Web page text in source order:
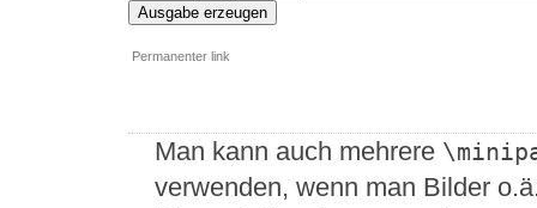
Ausgabe erzeugen
Permanenter link
Man kann auch mehrere
verwenden, wenn man Bilder